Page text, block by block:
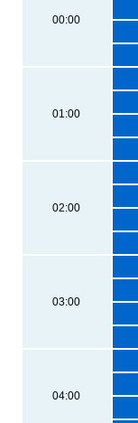
00:00
01:00
02:00
03:00
04:00